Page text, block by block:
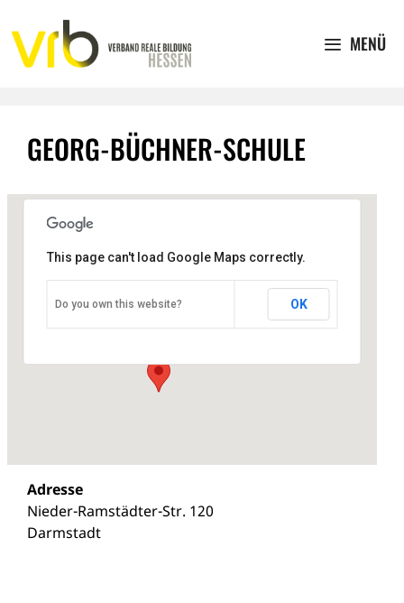
Inhalt
springen
MENÜ
GEORG-BÜCHNER-SCHULE
Nieder-Ramstädter-Str. 120 - Darmstadt
Veranstaltungen
This page can't load Google Maps correctly.
Do you own this website? OK
Adresse
Nieder-Ramstädter-Str. 120
Darmstadt